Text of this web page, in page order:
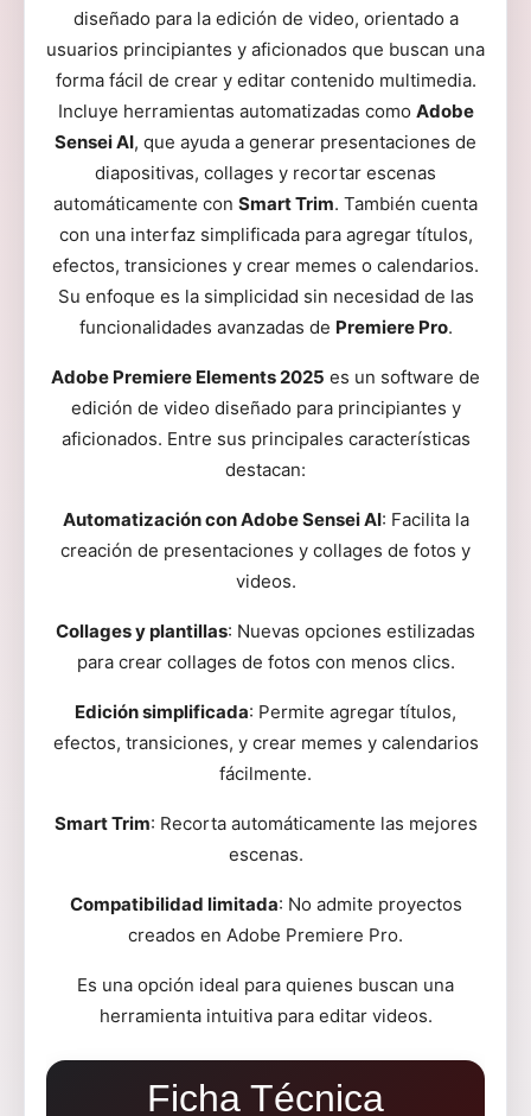
diseñado para la edición de video, orientado a
usuarios principiantes y aficionados que buscan una
forma fácil de crear y editar contenido multimedia.
Incluye herramientas automatizadas como Adobe
Sensei AI, que ayuda a generar presentaciones de
diapositivas, collages y recortar escenas
automáticamente con Smart Trim. También cuenta
con una interfaz simplificada para agregar títulos,
efectos, transiciones y crear memes o calendarios.
Su enfoque es la simplicidad sin necesidad de las
funcionalidades avanzadas de Premiere Pro.
Adobe Premiere Elements 2025 es un software de
edición de video diseñado para principiantes y
aficionados. Entre sus principales características
destacan:
Automatización con Adobe Sensei AI: Facilita la
creación de presentaciones y collages de fotos y
videos.
Collages y plantillas: Nuevas opciones estilizadas
para crear collages de fotos con menos clics.
Edición simplificada: Permite agregar títulos,
efectos, transiciones, y crear memes y calendarios
fácilmente.
Smart Trim: Recorta automáticamente las mejores
escenas.
Compatibilidad limitada: No admite proyectos
creados en Adobe Premiere Pro.
Es una opción ideal para quienes buscan una
herramienta intuitiva para editar videos.
Ficha Técnica